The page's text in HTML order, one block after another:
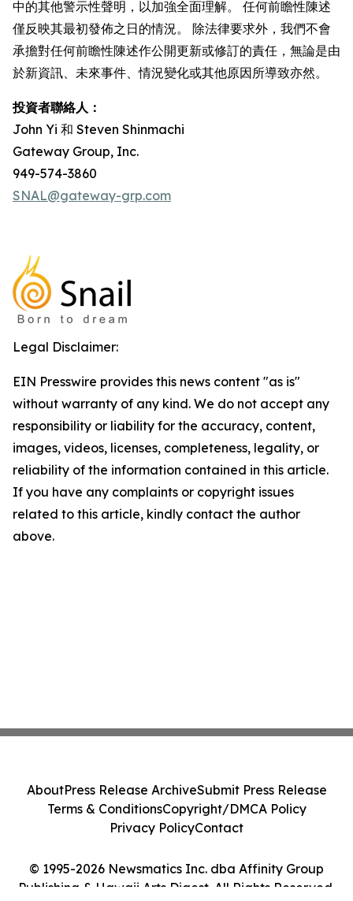
中的其他警示性聲明，以加強全面理解。 任何前瞻性陳述
僅反映其最初發佈之日的情況。 除法律要求外，我們不會
承擔對任何前瞻性陳述作公開更新或修訂的責任，無論是由
於新資訊、未來事件、情況變化或其他原因所導致亦然。
投資者聯絡人：
John Yi 和 Steven Shinmachi
Gateway Group, Inc.
949-574-3860
SNAL@gateway-grp.com
Legal Disclaimer:
EIN Presswire provides this news content "as is"
without warranty of any kind. We do not accept any
responsibility or liability for the accuracy, content,
images, videos, licenses, completeness, legality, or
reliability of the information contained in this article.
If you have any complaints or copyright issues
related to this article, kindly contact the author
above.
© 1995-2026 Newsmatics Inc. dba Affinity Group
Publishing & Hawaii Arts Digest. All Rights Reserved.
AboutPress Release ArchiveSubmit Press Release
Terms & ConditionsCopyright/DMCA Policy
Privacy PolicyContact